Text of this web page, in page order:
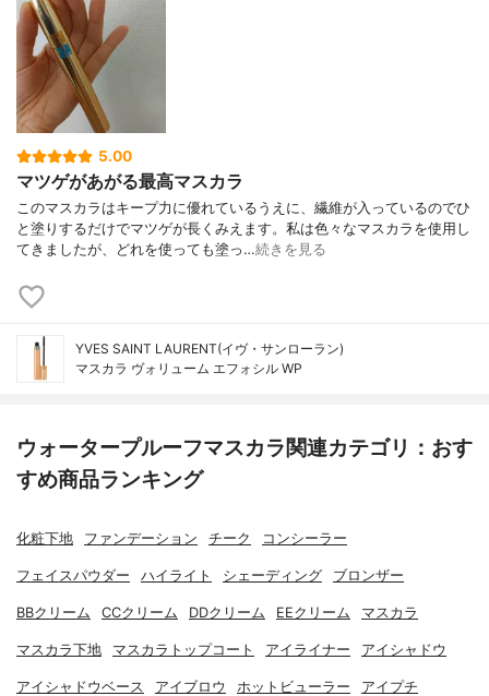
5.00
マツゲがあがる最高マスカラ
このマスカラはキープ力に優れているうえに、繊維が入っているのでひ
と塗りするだけでマツゲが長くみえます。私は色々なマスカラを使用し
てきましたが、どれを使っても塗っ…続きを見る
YVES SAINT LAURENT(イヴ・サンローラン)
マスカラ ヴォリューム エフォシル WP
ウォータープルーフマスカラ関連カテゴリ：おす
すめ商品ランキング
化粧下地 ファンデーション チーク コンシーラー
フェイスパウダー ハイライト シェーディング ブロンザー
BBクリーム CCクリーム DDクリーム EEクリーム マスカラ
マスカラ下地 マスカラトップコート アイライナー アイシャドウ
アイシャドウベース アイブロウ ホットビューラー アイプチ